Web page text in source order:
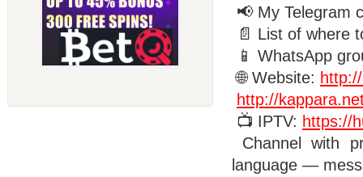
📢 My Telegram
📄 List of where
📱 WhatsApp
🌐 Website:
http://
📺 IPTV: https://
Channel with
language —